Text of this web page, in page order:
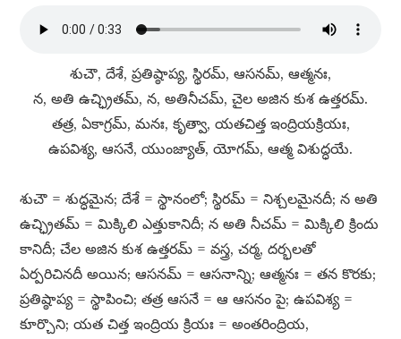
శుచౌ, దేశే, ప్రతిష్ఠాప్య, స్థిరమ్​, ఆసనమ్​, ఆత్మనః,
న, అతి ఉచ్ఛ్రితమ్​, న, అతినీచమ్​, చైల అజిన కుశ ఉత్తరమ్​.
తత్ర, ఏకాగ్రమ్​, మనః, కృత్వా, యతచిత్త ఇంద్రియక్రియః,
ఉపవిశ్య, ఆసనే, యుంజ్యాత్​, యోగమ్​, ఆత్మ విశుద్ధయే.
శుచౌ = శుద్ధమైన; దేశే = స్థానంలో; స్థిరమ్​ = నిశ్చలమైనదీ; న అతి
ఉచ్ఛ్రితమ్​ = మిక్కిలి ఎత్తుకానిదీ; న అతి నీచమ్​ = మిక్కిలి క్రిందు
కానిదీ; చేల అజిన కుశ ఉత్తరమ్​ = వస్త్ర, చర్మ, దర్భలతో
ఏర్పరిచినదీ అయిన; ఆసనమ్​ = ఆసనాన్ని; ఆత్మనః = తన కొరకు;
ప్రతిష్ఠాప్య = స్థాపించి; తత్ర ఆసనే = ఆ ఆసనం పై; ఉపవిశ్య =
కూర్చొని; యత చిత్త ఇంద్రియ క్రియః = అంతరింద్రియ,